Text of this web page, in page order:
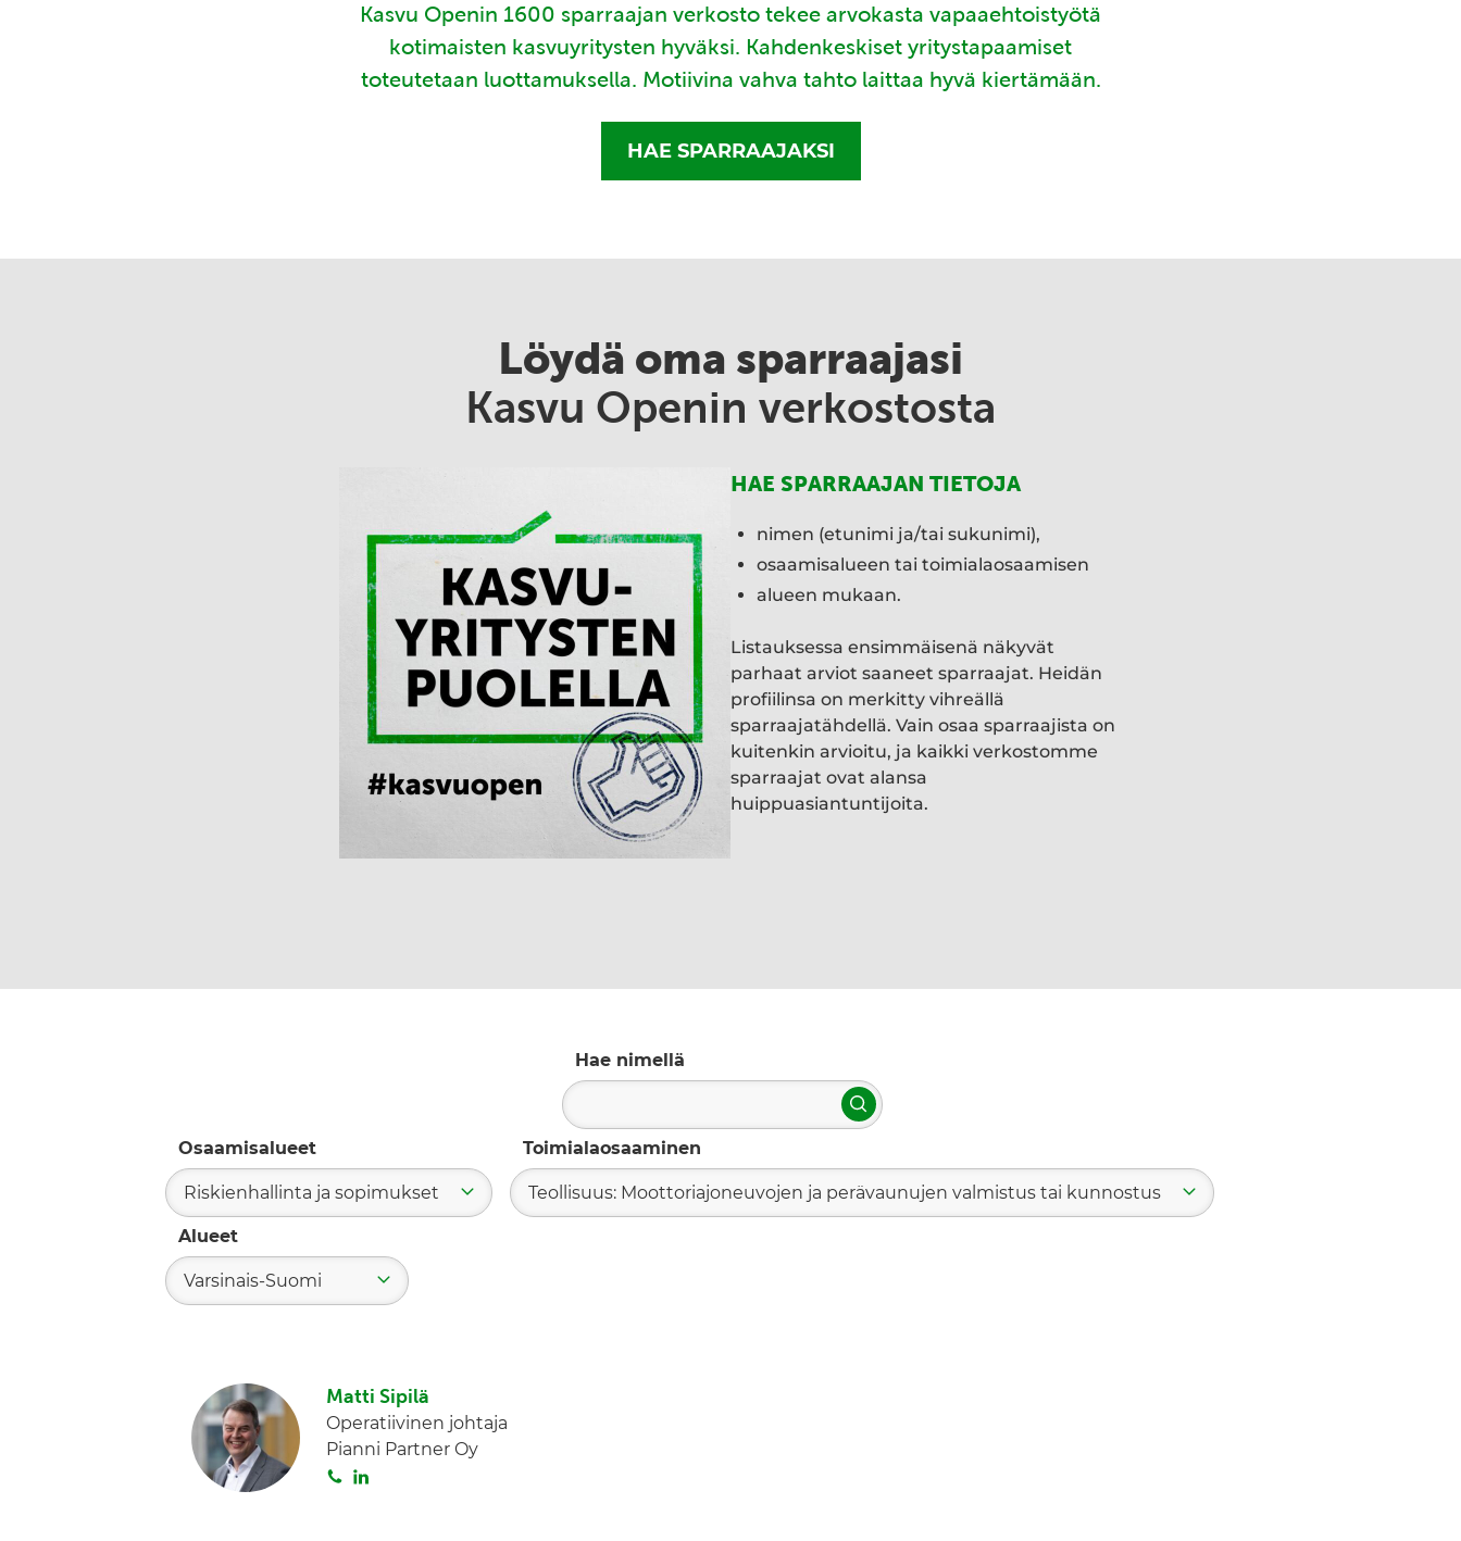
Kasvu Openin 1600 sparraajan verkosto tekee arvokasta vapaaehtoistyötä
kotimaisten kasvuyritysten hyväksi. Kahdenkeskiset yritystapaamiset
toteutetaan luottamuksella. Motiivina vahva tahto laittaa hyvä kiertämään.
HAE SPARRAAJAKSI
Löydä oma sparraajasi
Kasvu Openin verkostosta
HAE SPARRAAJAN TIETOJA
nimen (etunimi ja/tai sukunimi),
osaamisalueen tai toimialaosaamisen
alueen mukaan.
Listauksessa ensimmäisenä näkyvät
parhaat arviot saaneet sparraajat. Heidän
profiilinsa on merkitty vihreällä
sparraajatähdellä. Vain osaa sparraajista on
kuitenkin arvioitu, ja kaikki verkostomme
sparraajat ovat alansa
huippuasiantuntijoita.
Hae nimellä
Hae
Osaamisalueet
Riskienhallinta ja sopimukset
Toimialaosaaminen
Teollisuus: Moottoriajoneuvojen ja perävaunujen valmistus tai kunnostus
Alueet
Varsinais-Suomi
Matti Sipilä
Operatiivinen johtaja
Pianni Partner Oy
S